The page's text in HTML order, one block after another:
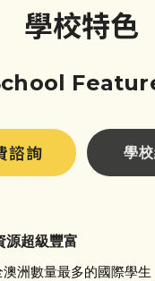
學校特色
諮詢 學
源超級豐富
澳洲數量最多的國際學